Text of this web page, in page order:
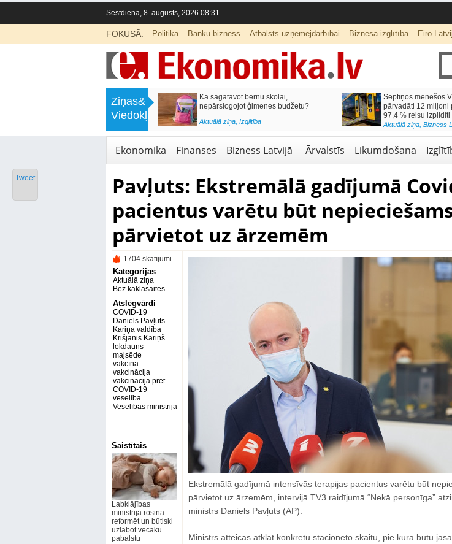
Sestdiena, 8. augusts, 2026 08:31
FOKUSĀ: Politika Banku bizness Atbalsts uzņēmējdarbībai Biznesa izglītība Eiro
Ziņas&
Viedokļi
Labklājības ministrija rosina reformēt
un būtiski uzlabot vecāku pabalstu
Kā sagatavot bērnu skolai,
nepārslogojot ģimenes budžetu?
Aktuālā ziņa, Izglītība
Septiņos mēnešos
pārvadāti 12 miljoni
97,4 % reisu izpildīti
Aktuālā ziņa, Bizness
Ekonomika Finanses Bizness Latvijā Ārvalstīs Likumdošana
Pavļuts: Ekstremālā gadījumā
pacientus varētu būt
pārvietot uz ārzemēm
1704 skatījumi
Kategorijas
Aktuālā ziņa
Bez kaklasaites
Atslēgvārdi
COVID-19
Daniels Pavļuts
Kariņa valdība
Krišjānis Kariņš
lokdauns
majsēde
vakcīna
vakcinācija
vakcinācija pret
COVID-19
veselība
Veselības ministrija
Saistītais
Labklājības
ministrija rosina
reformēt un būtiski
uzlabot vecāku
pabalstu
Ekstremālā gadījumā intensīvās terapijas pacientus varētu būt
pārvietot uz ārzemēm, intervijā TV3 raidījumā “Nekā personīga”
ministrs Daniels Pavļuts (AP).
Ministrs atteicās atklāt konkrētu stacionēto skaitu, pie kura būtu
Tweet